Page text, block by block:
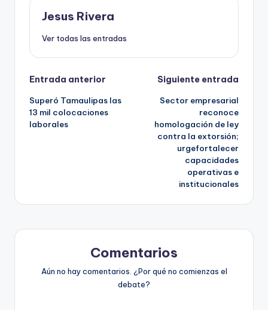
Jesus Rivera
Ver todas las entradas
Navegación
de
entradas
Entrada anterior
Superó Tamaulipas las
13 mil colocaciones
laborales
Siguiente entrada
Sector empresarial
reconoce
homologación de ley
contra la extorsión;
urgefortalecer
capacidades
operativas e
institucionales
Comentarios
Aún no hay comentarios. ¿Por qué no comienzas el
debate?